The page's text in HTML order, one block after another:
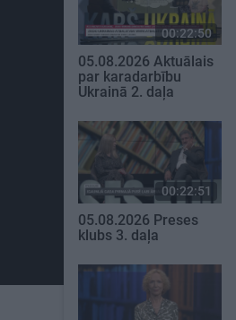
00:22:50
05.08.2026 Aktuālais
par karadarbību
Ukrainā 2. daļa
00:22:51
05.08.2026 Preses
klubs 3. daļa